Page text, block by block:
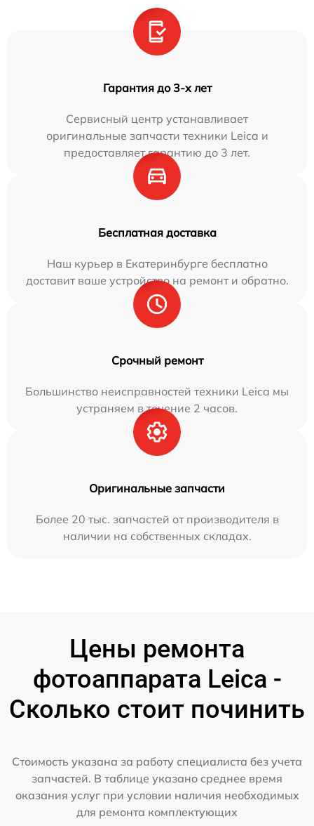
Гарантия до 3-х лет
Сервисный центр устанавливает
оригинальные запчасти техники Leica и
предоставляет гарантию до 3 лет.
Бесплатная доставка
Наш курьер в Екатеринбурге бесплатно
доставит ваше устройство на ремонт и обратно.
Срочный ремонт
Большинство неисправностей техники Leica мы
устраняем в течение 2 часов.
Оригинальные запчасти
Более 20 тыс. запчастей от производителя в
наличии на собственных складах.
Цены ремонта
фотоаппарата Leica -
Сколько стоит починить
Стоимость указана за работу специалиста без учета
запчастей. В таблице указано среднее время
оказания услуг при условии наличия необходимых
для ремонта комплектующих